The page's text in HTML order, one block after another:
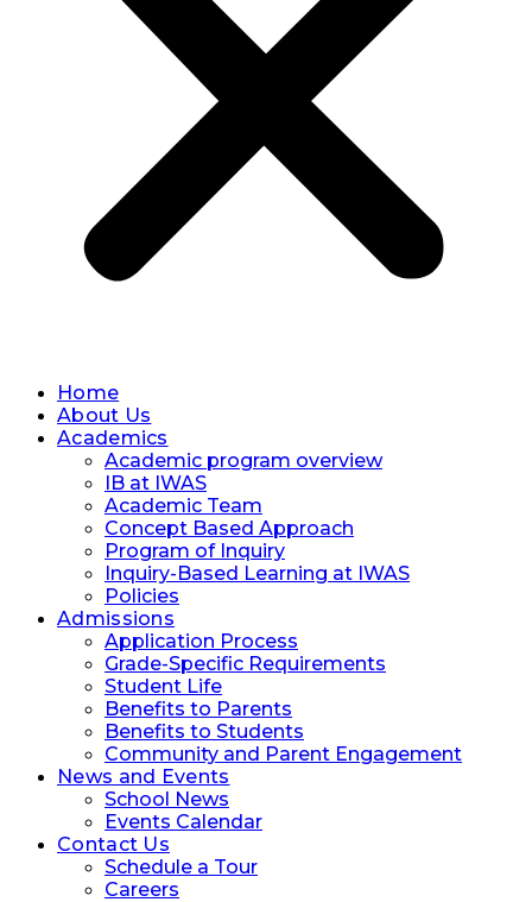
Home
About Us
Academics
Academic program overview
IB at IWAS
Academic Team
Concept Based Approach
Program of Inquiry
Inquiry-Based Learning at IWAS
Policies
Admissions
Application Process
Grade-Specific Requirements
Student Life
Benefits to Parents
Benefits to Students
Community and Parent Engagement
News and Events
School News
Events Calendar
Contact Us
Schedule a Tour
Careers